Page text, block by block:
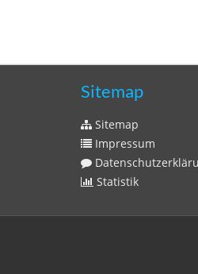
Sitemap
Sitemap
Impressum
Statistik